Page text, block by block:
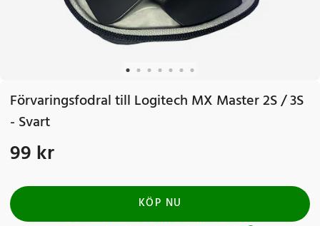
Förvaringsfodral till Logitech MX Master 2S / 3S
- Svart
Pris: 99 kr
99 kr
KÖP NU